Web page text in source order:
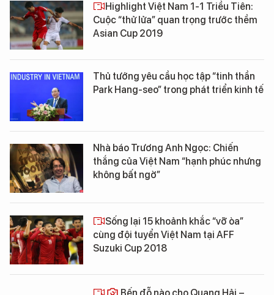
Highlight Việt Nam 1-1 Triều Tiên:
Cuộc “thử lửa” quan trọng trước thềm
Asian Cup 2019
Thủ tướng yêu cầu học tập “tinh thần
Park Hang-seo” trong phát triển kinh tế
Nhà báo Trương Anh Ngọc: Chiến
thắng của Việt Nam “hạnh phúc nhưng
không bất ngờ”
Sống lại 15 khoảnh khắc “vỡ òa”
cùng đội tuyển Việt Nam tại AFF
Suzuki Cup 2018